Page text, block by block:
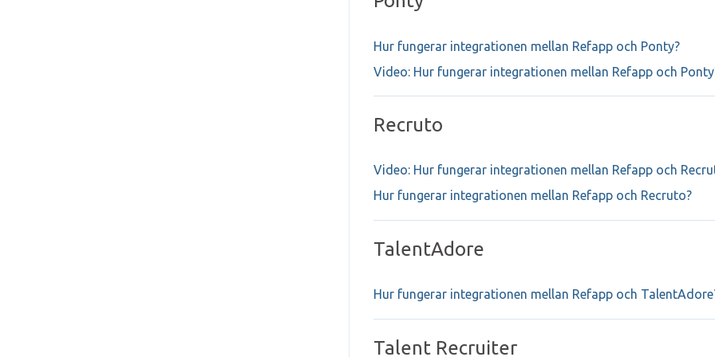
Hur fungerar integrationen mellan Refapp och Ponty?
Video: Hur fungerar integrationen mellan Refapp och
Recruto
Video: Hur fungerar integrationen mellan Refapp och
Hur fungerar integrationen mellan Refapp och Recruto?
TalentAdore
Hur fungerar integrationen mellan Refapp och
Talent Recruiter